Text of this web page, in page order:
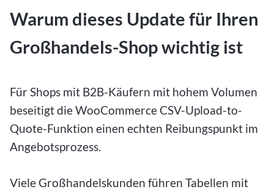
Warum dieses Update für Ihren
Großhandels-Shop wichtig ist
Für Shops mit B2B-Käufern mit hohem Volumen
beseitigt die WooCommerce CSV-Upload-to-
Quote-Funktion einen echten Reibungspunkt im
Angebotsprozess.
Viele Großhandelskunden führen Tabellen mit